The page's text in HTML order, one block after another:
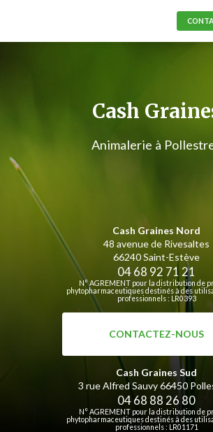
Cash
Animalerie à
Cash Graines Nord
48 avenue de Rivesaltes
66240 Saint-Estève
04 68 92 71 21
N° AGREMENT pour la distribution de
phytopharmaceutiques destinés à des
professionnels : LR0393
CONTACTEZ-NOUS
Cash Graines Sud
3 rue Alfred Sauvy66450
04 68 88 26 80
N° AGREMENT pour la distribution de
phytopharmaceutiques destinés à des
professionnels : LR01171